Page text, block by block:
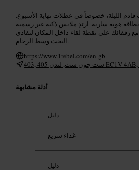
قادم الليلة، خصوصاً في عطلات نهاية الأسبوع.
هوية سارية. ارتدِ ملابس ذكية غير رسمية
رفقائك على نقطة لقاء داخل المكان لتفادي
البحث وسط الزحام.
https://www.1rebel.com/en-gb
أدلة مشابهة
دليل
غداء سريع
دليل